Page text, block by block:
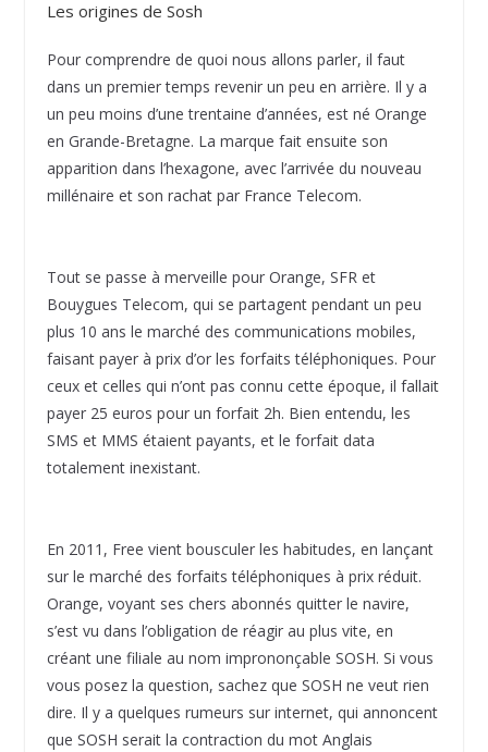
Les origines de Sosh
Pour comprendre de quoi nous allons parler, il faut
dans un premier temps revenir un peu en arrière. Il y a
un peu moins d’une trentaine d’années, est né Orange
en Grande-Bretagne. La marque fait ensuite son
apparition dans l’hexagone, avec l’arrivée du nouveau
millénaire et son rachat par France Telecom.
Tout se passe à merveille pour Orange, SFR et
Bouygues Telecom, qui se partagent pendant un peu
plus 10 ans le marché des communications mobiles,
faisant payer à prix d’or les forfaits téléphoniques. Pour
ceux et celles qui n’ont pas connu cette époque, il fallait
payer 25 euros pour un forfait 2h. Bien entendu, les
SMS et MMS étaient payants, et le forfait data
totalement inexistant.
En 2011, Free vient bousculer les habitudes, en lançant
sur le marché des forfaits téléphoniques à prix réduit.
Orange, voyant ses chers abonnés quitter le navire,
s’est vu dans l’obligation de réagir au plus vite, en
créant une filiale au nom imprononçable SOSH. Si vous
vous posez la question, sachez que SOSH ne veut rien
dire. Il y a quelques rumeurs sur internet, qui annoncent
que SOSH serait la contraction du mot Anglais